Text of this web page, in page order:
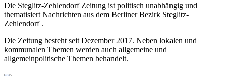
Die Steglitz-Zehlendorf Zeitung ist politisch unabhängig und
thematisiert Nachrichten aus dem Berliner Bezirk Steglitz-
Zehlendorf .
Die Zeitung besteht seit Dezember 2017. Neben lokalen und
kommunalen Themen werden auch allgemeine und
allgemeinpolitische Themen behandelt.